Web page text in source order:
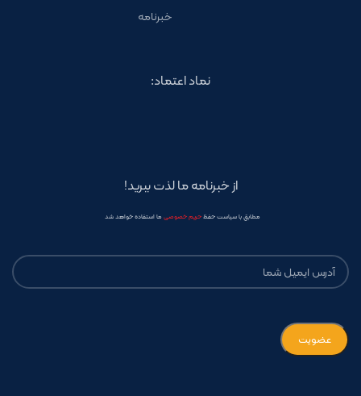
خبرنامه
نماد اعتماد:
از خبرنامه ما لذت ببرید!
مطابق با سیاست حفظحریم خصوصی ما استفاده خواهد شد